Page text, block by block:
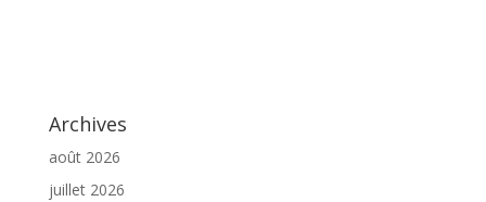
Archives
août 2026
juillet 2026